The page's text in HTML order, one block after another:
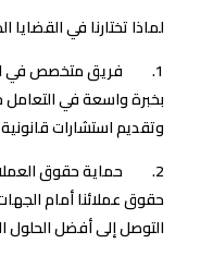
لماذا تختارنا في القضايا
1. فريق متخصص في
بخبرة واسعة في التعامل
وتقديم استشارات
2. حماية حقوق
حقوق عملائنا أمام
التوصل إلى أفضل الحلول